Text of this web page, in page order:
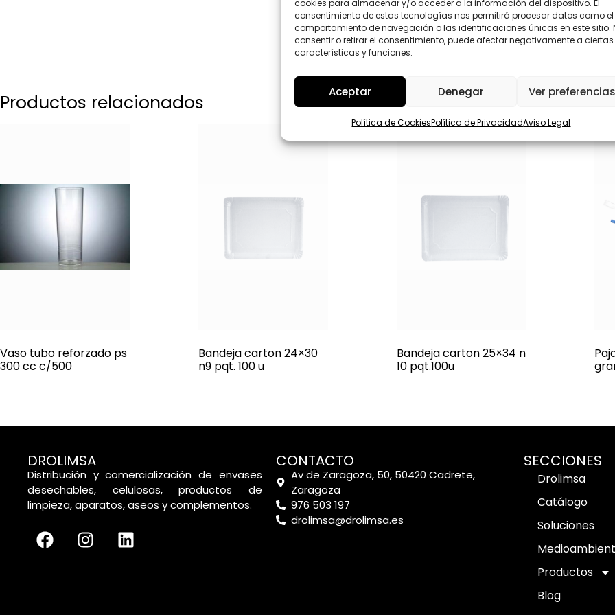
cookies para almacenar y/o acceder a la información del dispositivo. El
consentimiento de estas tecnologías nos permitirá procesar datos como el
comportamiento de navegación o las identificaciones únicas en este sitio.
consentir o retirar el consentimiento, puede afectar negativamente a ciertas
características y funciones.
Aceptar Denegar Ver
Política de CookiesPolítica de PrivacidadAviso Legal
D
*
Enviar
Productos relacionados
Vaso tubo reforzado ps
300 cc c/500
Bandeja carton 24×30
n9 pqt. 100 u
Bandeja carton 25×34 n
10 pqt.100u
DROLIMSA
Distribución y comercialización de envases
desechables, celulosas, productos de
limpieza, aparatos, aseos y complementos.
CONTACTO
Av de Zaragoza, 50, 50420 Cadrete,
Zaragoza
976 503 197
drolimsa@drolimsa.es
SECCIONES
Drolimsa
Catálogo
Soluciones
Productos
Blog